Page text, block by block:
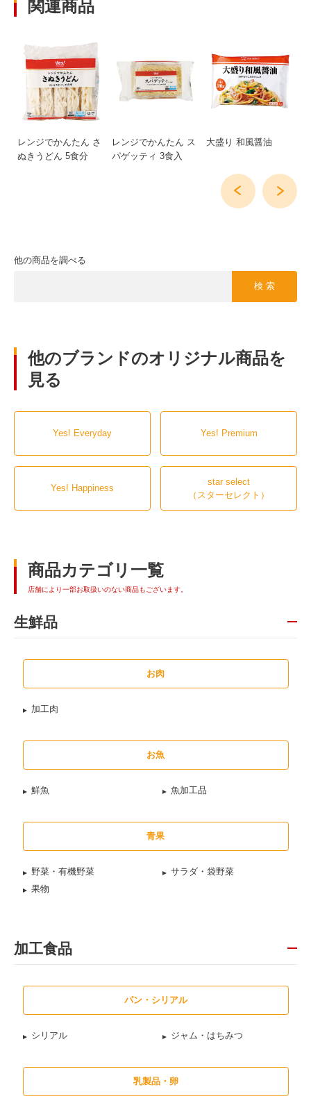
関連商品
レンジでかんたん さ
ぬきうどん 5食分
レンジでかんたん ス
パゲッティ 3食入
大盛り 和風醤油
他の商品を調べる
検 索
他のブランドのオリジナル商品を
見る
Yes! Everyday Yes! Premium
Yes! Happiness
star select
（スターセレクト）
商品カテゴリ一覧
店舗により一部お取扱いのない商品もございます。
生鮮品
お肉
加工肉
お魚
鮮魚 魚加工品
青果
野菜・有機野菜
サラダ・袋野菜
果物
加工食品
パン・シリアル
シリアル ジャム・はちみつ
乳製品・卵